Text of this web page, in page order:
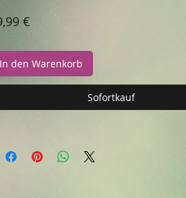
€
In den Warenkorb
Sofortkauf